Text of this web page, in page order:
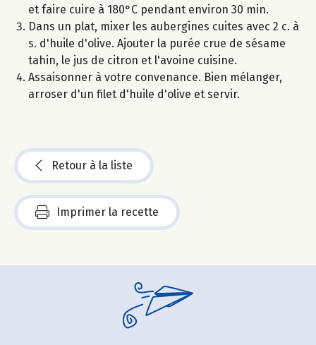
et faire cuire à 180°C pendant environ 30 min.
Dans un plat, mixer les aubergines cuites avec 2 c. à
s. d'huile d'olive. Ajouter la purée crue de sésame
tahin, le jus de citron et l'avoine cuisine.
Assaisonner à votre convenance. Bien mélanger,
arroser d'un filet d'huile d'olive et servir.
Retour à la liste
Imprimer la recette